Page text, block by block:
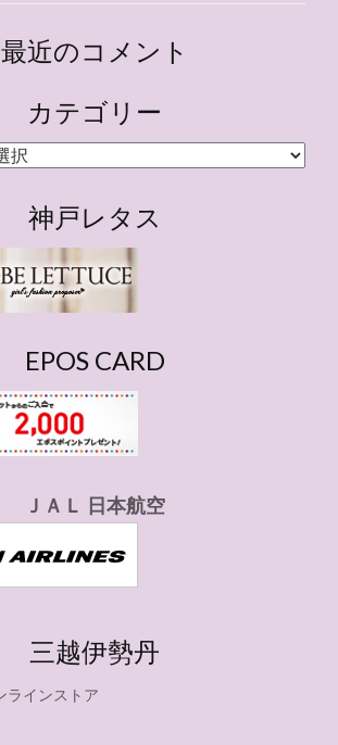
最近のコメント
カテゴリー
神戸レタス
EPOS CARD
ＪＡＬ 日本航空
三越伊勢丹